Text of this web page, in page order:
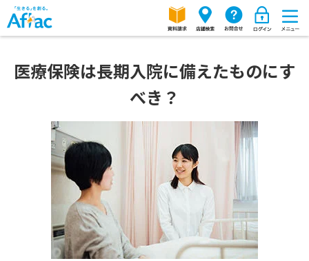
医療保険は長期入院に備えたものにす
べき？